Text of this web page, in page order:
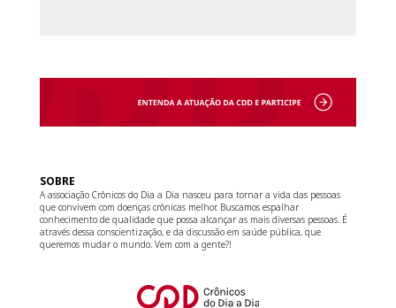
SOBRE
A associação Crônicos do Dia a Dia nasceu para tornar a vida das pessoas
que convivem com doenças crônicas melhor. Buscamos espalhar
conhecimento de qualidade que possa alcançar as mais diversas pessoas. É
através dessa conscientização, e da discussão em saúde pública, que
queremos mudar o mundo. Vem com a gente?!